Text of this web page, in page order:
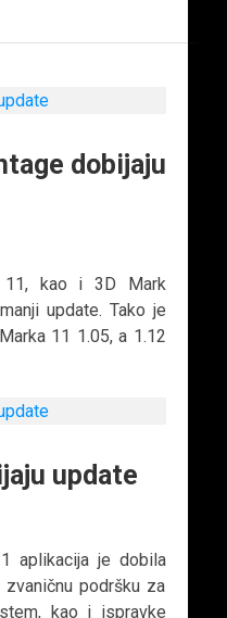
dobijaju
11, kao i 3D Mark
update. Tako je
11 1.05, a 1.12
update
aplikacija je dobila
podršku za
kao i ispravke